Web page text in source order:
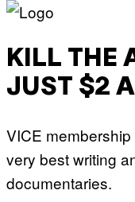
KILL THE
JUST $2
VICE
very best writing
documentaries.